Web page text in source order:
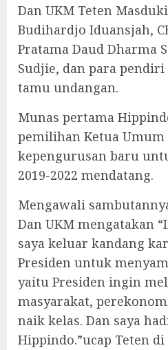
Dan UKM Teten
Budihardjo Iduansjah,
Pratama Daud Dharma
Sudjie, dan para
tamu undangan.
Munas pertama
pemilihan Ketua
kepengurusan baru
2019-2022 mendatang.
Mengawali
Dan UKM mengatakan
saya keluar kandang
Presiden untuk
yaitu Presiden ingin
masyarakat,
naik kelas. Dan saya
Hippindo.”ucap Teten